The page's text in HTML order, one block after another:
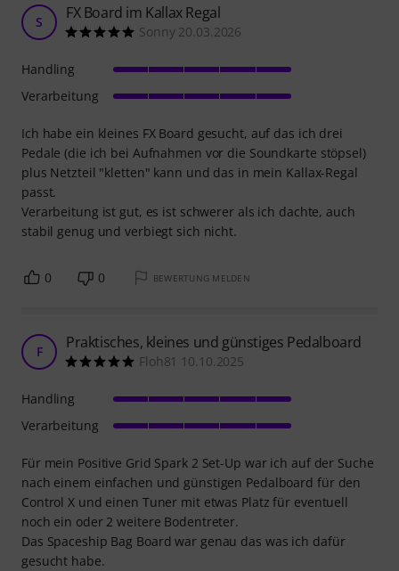
S FX Board im Kallax Regal
Sonny 20.03.2026
Ich habe ein kleines FX Board gesucht, auf das ich drei
Pedale (die ich bei Aufnahmen vor die Soundkarte stöpsel)
plus Netzteil "kletten" kann und das in mein Kallax-Regal
passt.
Verarbeitung ist gut, es ist schwerer als ich dachte, auch
stabil genug und verbiegt sich nicht.
Handling
Verarbeitung
0 0 BEWERTUNG MELDEN
F Praktisches, kleines und günstiges Pedalboard
Floh81 10.10.2025
Für mein Positive Grid Spark 2 Set-Up war ich auf der Suche
nach einem einfachen und günstigen Pedalboard für den
Control X und einen Tuner mit etwas Platz für eventuell
noch ein oder 2 weitere Bodentreter.
Das Spaceship Bag Board war genau das was ich dafür
gesucht habe.
Handling
Verarbeitung